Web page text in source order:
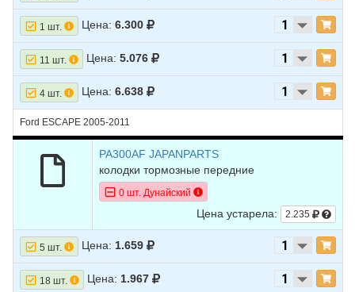
1 шт. Цена: 6.300
11 шт. Цена: 5.076
4 шт. Цена: 6.638
Ford ESCAPE 2005-2011
PA300AF JAPANPARTS
колодки тормозные передние
0 шт. Дунайский
Цена устарела: 2.235
5 шт. Цена: 1.659
18 шт. Цена: 1.967